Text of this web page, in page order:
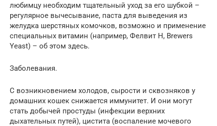
любимцу необходим тщательный уход за его шубкой –
регулярное вычесывание, паста для выведения из
желудка шерстяных комочков, возможно и применение
специальных витамин (например, Фелвит Н, Brewers
Yeast) – об этом здесь.
Заболевания.
С возникновением холодов, сырости и сквозняков у
домашних кошек снижается иммунитет. И они могут
стать добычей простуды (инфекции верхних
дыхательных путей), цистита (воспаление мочевого